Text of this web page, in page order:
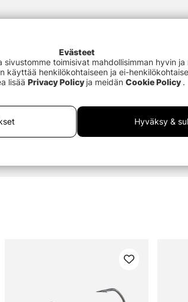
Evästeet
toimisivat mahdollisimman hyvin ja
käyttää henkilökohtaiseen ja ei-
lisää Privacy Policy ja meidän Cookie Policy .
Hyväksy &